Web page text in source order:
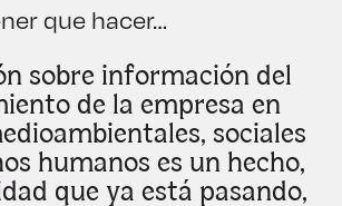
que hacer…
sobre información del
de la empresa en
sociales
humanos es un hecho,
que ya está pasando,